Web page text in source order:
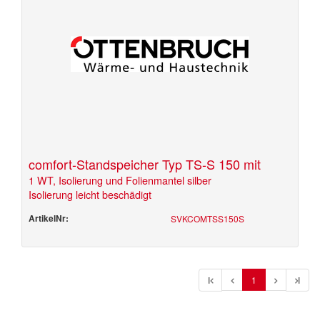
comfort-Standspeicher Typ TS-S 150 mit
1 WT, Isolierung und Folienmantel silber
Isolierung leicht beschädigt
ArtikelNr: SVKCOMTSS150S
l 1 l